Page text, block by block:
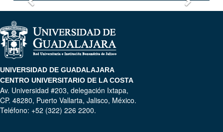
Anterior
UNIVERSIDAD DE GUADALAJARA
CENTRO UNIVERSITARIO DE LA COSTA
Av. Universidad #203, delegación Ixtapa,
CP. 48280, Puerto Vallarta, Jalisco, México.
Teléfono: +52 (322) 226 2200.